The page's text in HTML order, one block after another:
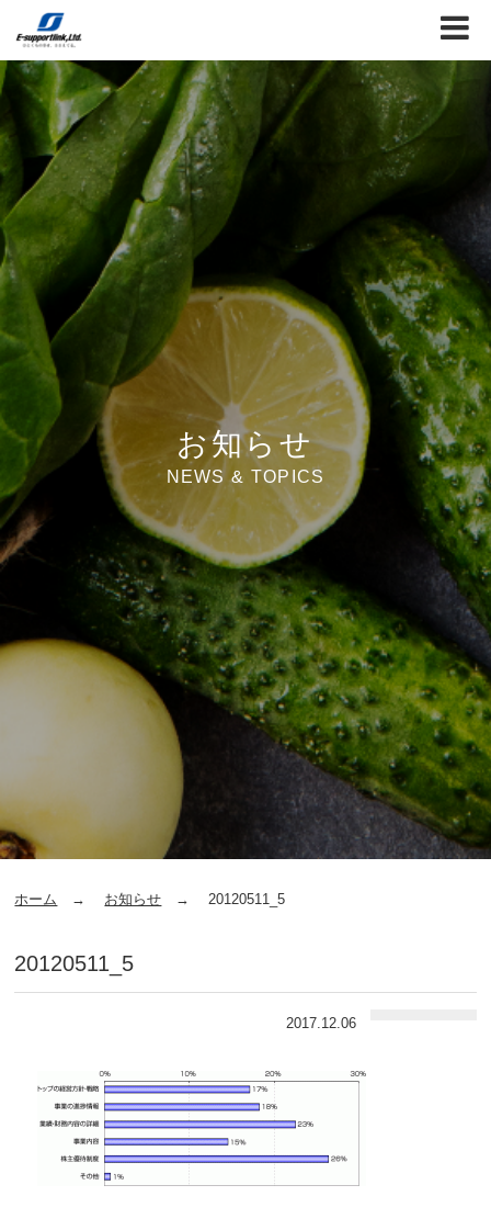
お知らせ
NEWS & TOPICS
ホーム お知らせ 20120511_5
20120511_5
2017.12.06